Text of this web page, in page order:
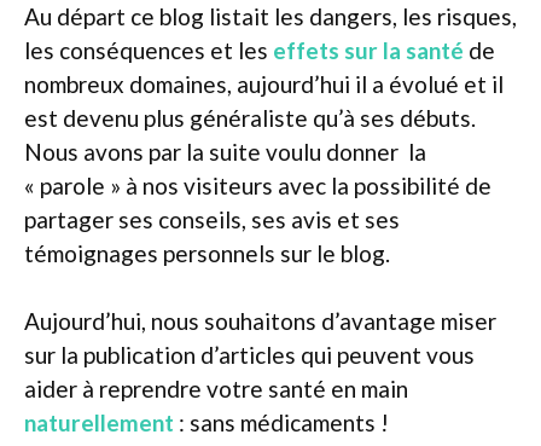
Au départ ce blog listait les dangers, les risques,
les conséquences et les effets sur la santé de
nombreux domaines, aujourd’hui il a évolué et il
est devenu plus généraliste qu’à ses débuts.
Nous avons par la suite voulu donner la
« parole » à nos visiteurs avec la possibilité de
partager ses conseils, ses avis et ses
témoignages personnels sur le blog.
Aujourd’hui, nous souhaitons d’avantage miser
sur la publication d’articles qui peuvent vous
aider à reprendre votre santé en main
naturellement : sans médicaments !